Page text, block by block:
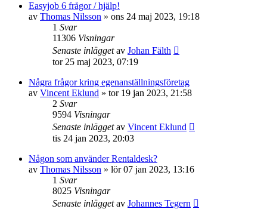
Easyjob 6 frågor / hjälp!
av Thomas Nilsson » ons 24 maj 2023, 19:18
1 Svar
11306 Visningar
Senaste inläggetav Johan Fälth
tor 25 maj 2023, 07:19
Några frågor kring egenanställningsföretag
av Vincent Eklund » tor 19 jan 2023, 21:58
2 Svar
9594 Visningar
Senaste inläggetav Vincent Eklund
tis 24 jan 2023, 20:03
Någon som använder Rentaldesk?
av Thomas Nilsson » lör 07 jan 2023, 13:16
1 Svar
8025 Visningar
Senaste inläggetav Johannes Tegern